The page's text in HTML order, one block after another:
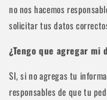
no nos hacemos
solicitar tus datos
¿Tengo que agregar mi
SI, si no agregas tu
responsables de que tu